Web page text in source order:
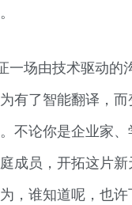
一场由技术驱动的
有了智能翻译，
不论你是企业家
成员，开拓这片新
，谁知道呢，也